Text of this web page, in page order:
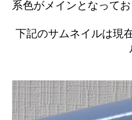
系色がメインとなってお
下記のサムネイルは現